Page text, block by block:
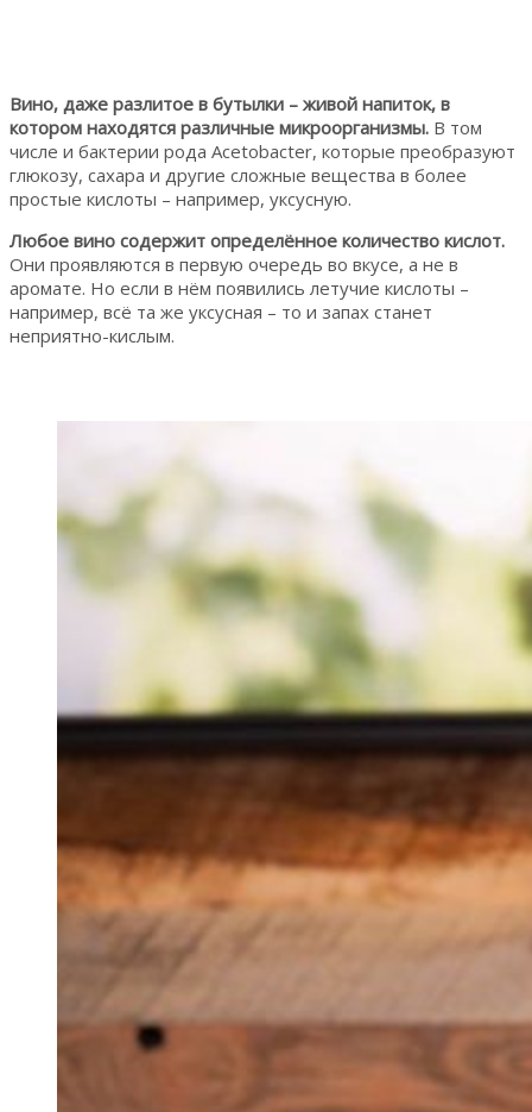
Вино, даже разлитое в бутылки – живой напиток, в
котором находятся различные микроорганизмы. В том
числе и бактерии рода Acetobacter, которые преобразуют
глюкозу, сахара и другие сложные вещества в более
простые кислоты – например, уксусную.
Любое вино содержит определённое количество кислот.
Они проявляются в первую очередь во вкусе, а не в
аромате. Но если в нём появились летучие кислоты –
например, всё та же уксусная – то и запах станет
неприятно-кислым.